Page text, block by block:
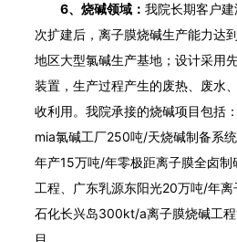
6、烧碱领域： 我院长期客户
次扩建后，离子膜烧碱生产能力达到
地区大型氯碱生产基地；设计采用
装置，生产过程产生的废热、废水
收利用。我院承接的烧碱项目包括
mia氯碱工厂250吨/天烧碱制备系
年产15万吨/年零极距离子膜全卤制
工程、广东乳源东阳光20万吨/年离
石化长兴岛300kt/a离子膜烧碱工程等